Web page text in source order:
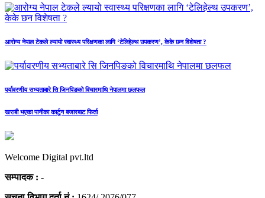
आरोग्य नेपाल टेकले ल्यायो स्वास्थ्य परिक्षणका लागि ‘टेलिहेल्थ उपकरण’, केके छन विशेषता ?
पर्यावरणीय सभ्यताबारे सि जिनपिङको विचारमाथि नेपालमा छलफल
खराबी भएका पानीका कार्टुन बजारबाट फिर्ता
Welcome Digital pvt.ltd
सम्पादक : -